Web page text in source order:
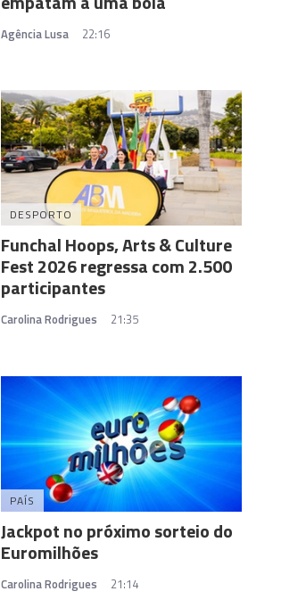
Agência Lusa 22:16
DESPORTO
Funchal Hoops, Arts & Culture
Fest 2026 regressa com 2.500
participantes
Carolina Rodrigues 21:35
PAÍS
Jackpot no próximo sorteio do
Euromilhões
Carolina Rodrigues 21:14